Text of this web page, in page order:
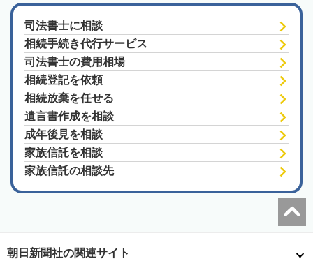
司法書士に相談
相続手続き代行サービス
司法書士の費用相場
相続登記を依頼
相続放棄を任せる
遺言書作成を相談
成年後見を相談
家族信託を相談
家族信託の相談先
朝日新聞社の関連サイト